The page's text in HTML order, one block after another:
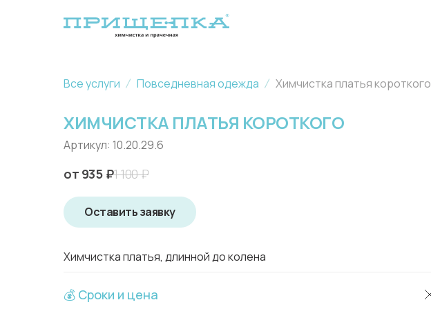
Все услуги Повседневная одежда Химчистка платья короткого
ХИМЧИСТКА ПЛАТЬЯ КОРОТКОГО
Артикул: 10.20.29.6
935 ₽1 100₽
Оставить заявку
Химчистка платья, длинной до колена
💰 Сроки и цена